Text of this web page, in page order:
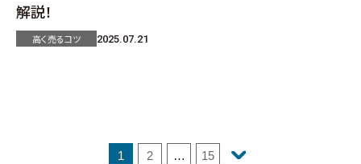
解説！
高く売るコツ 2025.07.21
1 2 … 15